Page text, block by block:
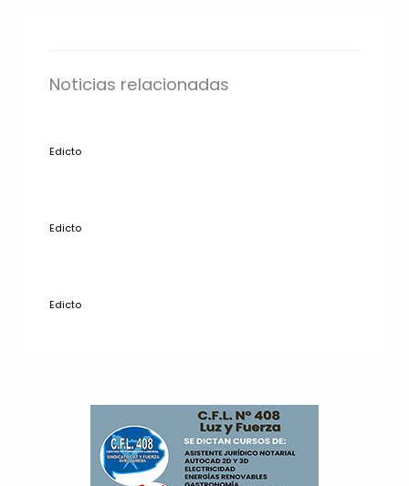
Noticias relacionadas
Edicto
Edicto
Edicto